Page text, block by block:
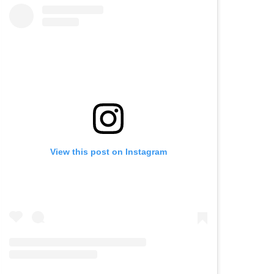
View this post on Instagram